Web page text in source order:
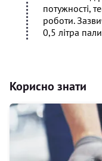
потужності,
роботи.
0,5 літра
Корисно знати